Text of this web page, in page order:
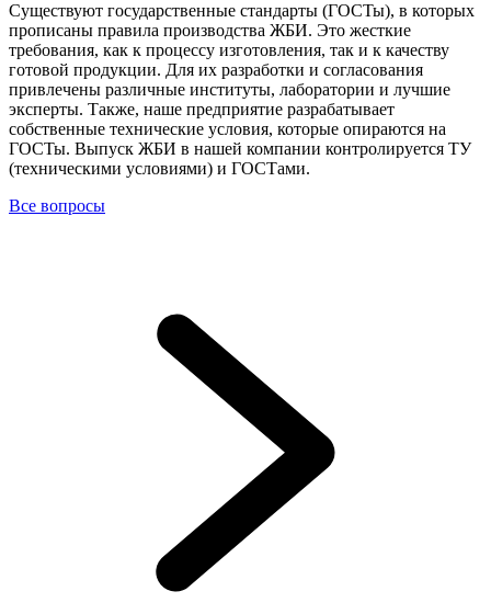
Существуют государственные стандарты (ГОСТы), в которых
прописаны правила производства ЖБИ. Это жесткие
требования, как к процессу изготовления, так и к качеству
готовой продукции. Для их разработки и согласования
привлечены различные институты, лаборатории и лучшие
эксперты. Также, наше предприятие разрабатывает
собственные технические условия, которые опираются на
ГОСТы. Выпуск ЖБИ в нашей компании контролируется ТУ
(техническими условиями) и ГОСТами.
Все вопросы